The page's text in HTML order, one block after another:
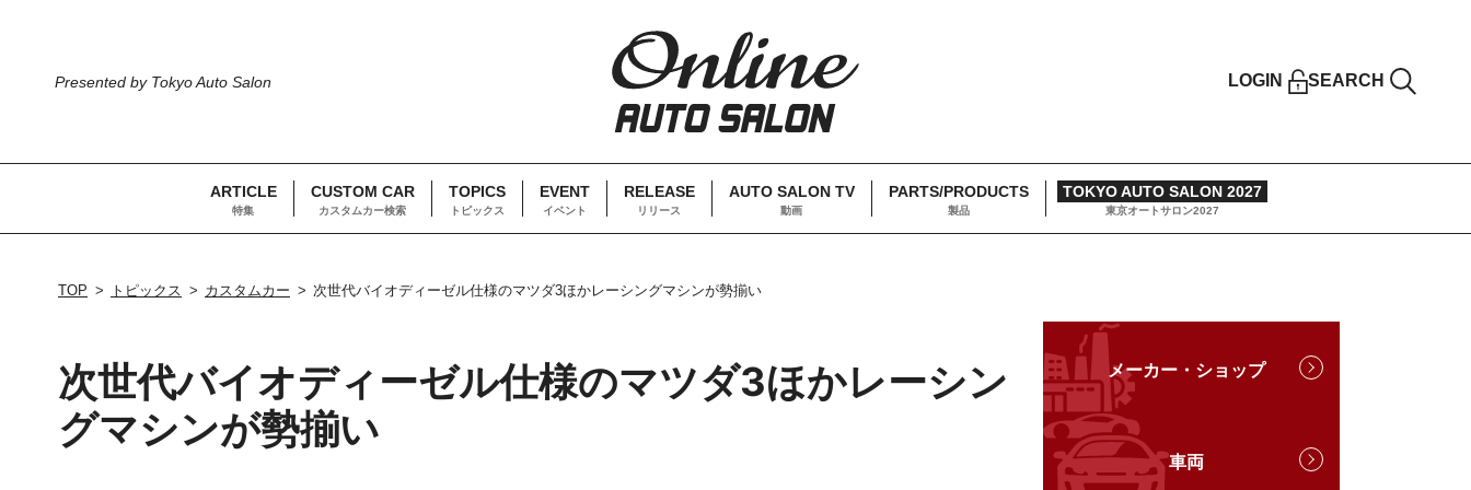
Presented by Tokyo Auto Salon LOGIN SEARCH
ARTICLE
特集
CUSTOM CAR
カスタムカー検索
TOPICS
トピックス
EVENT
イベント
RELEASE
リリース
AUTO SALON TV
動画
PARTS/PRODUCTS
製品
TOKYO AUTO SALON 2027
東京オートサロン2027
TOP トピックス カスタムカー 次世代バイオディーゼル仕様のマツダ3ほかレーシングマシンが勢揃い
次世代バイオディーゼル仕様のマツダ3ほかレーシン
グマシンが勢揃い
メーカー・ショップ
車両